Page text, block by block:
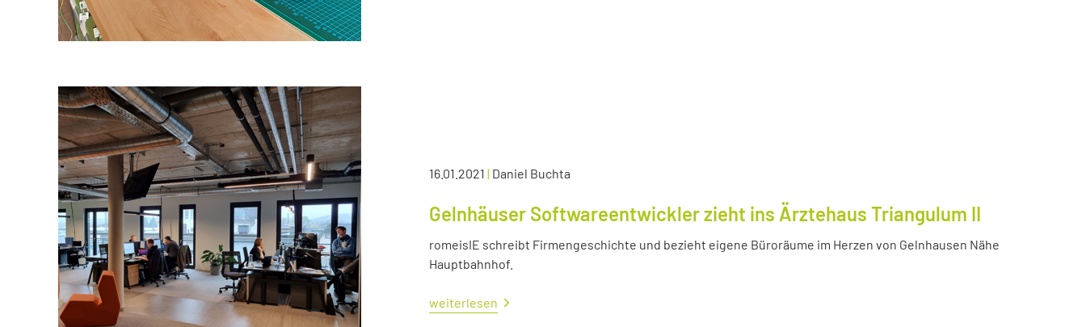
16.01.2021 | Daniel Buchta
Gelnhäuser Softwareentwickler zieht ins Ärztehaus Triangulum II
romeisIE schreibt Firmengeschichte und bezieht eigene Büroräume im Herzen von Gelnhausen Nähe
Hauptbahnhof.
weiterlesen